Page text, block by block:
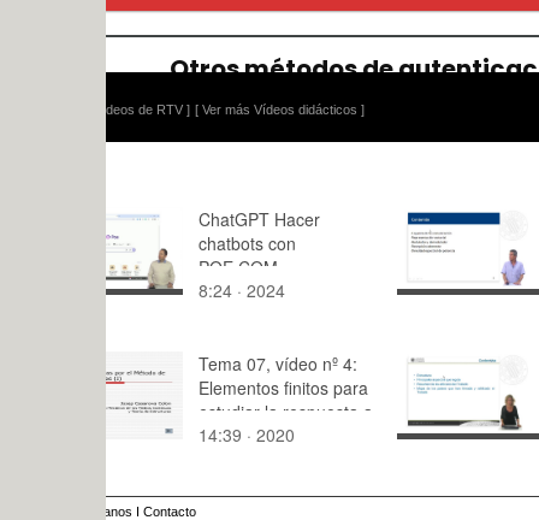
[ Ver más Vídeos didácticos ]
ChatGPT Hacer
chatbots con
POE.COM
8:24 · 2024
9:29 · 2012
Tema 07, vídeo nº 4:
Elementos finitos para
estudiar la respuesta a
14:39 · 2020
El tratado
12:18 ·